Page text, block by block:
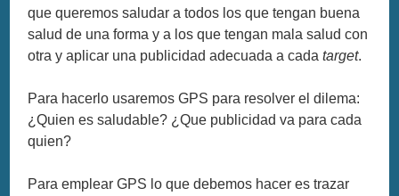
que queremos saludar a todos los que tengan buena
salud de una forma y a los que tengan mala salud con
otra y aplicar una publicidad adecuada a cadatarget.
Para hacerlo usaremos GPS para resolver el dilema:
¿Quien es saludable? ¿Que publicidad va para cada
quien?
Para emplear GPS lo que debemos hacer es trazar